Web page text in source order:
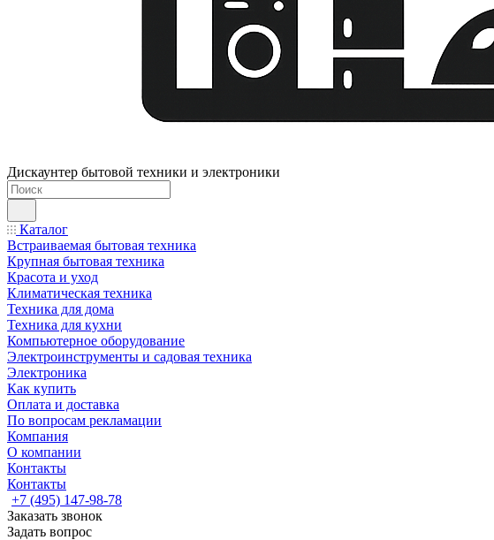
Дискаунтер бытовой техники и электроники
Каталог
Встраиваемая бытовая техника
Крупная бытовая техника
Красота и уход
Климатическая техника
Техника для дома
Техника для кухни
Компьютерное оборудование
Электроинструменты и садовая техника
Электроника
Как купить
Оплата и доставка
По вопросам рекламации
Компания
О компании
Контакты
Контакты
+7 (495) 147-98-78
Заказать звонок
Задать вопрос